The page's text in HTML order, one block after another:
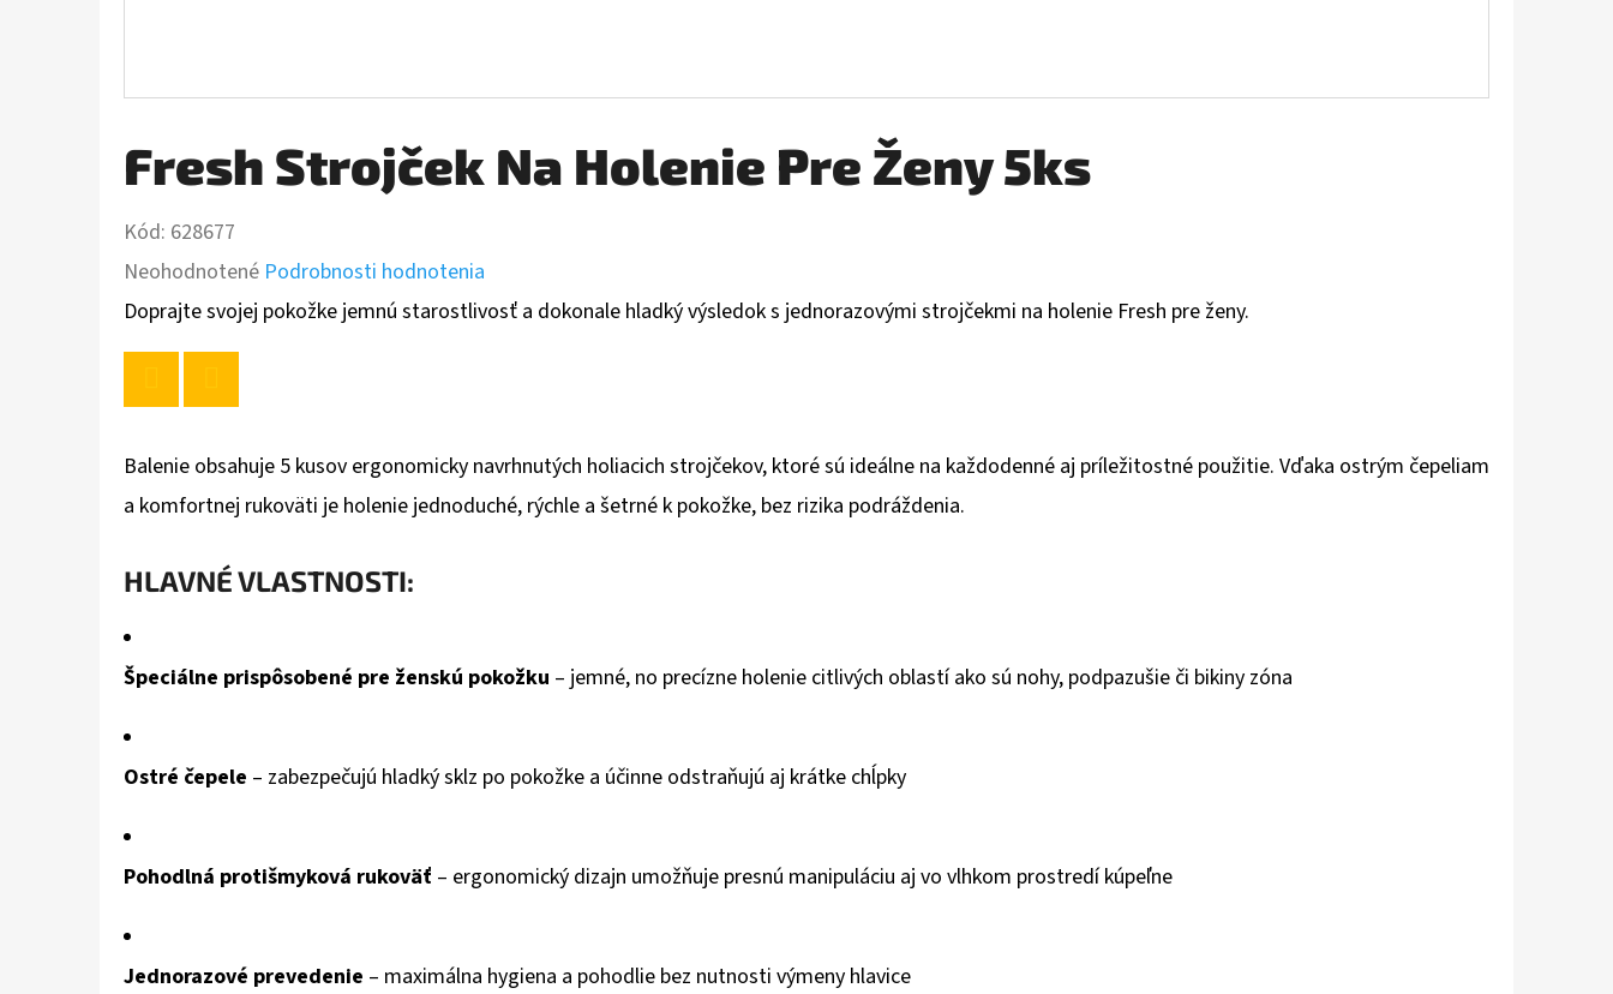
Fresh Strojček Na Holenie Pre Ženy 5ks
Kód: 628677
Priemerné
hodnotenie
produktu
z
5
Neohodnotené Podrobnosti hodnotenia
Doprajte svojej pokožke jemnú starostlivosť a dokonale hladký výsledok s jednorazovými strojčekmi na holenie Fresh pre ženy.
Balenie obsahuje 5 kusov ergonomicky navrhnutých holiacich strojčekov, ktoré sú ideálne na každodenné aj príležitostné použitie. Vďaka ostrým čepeliam
a komfortnej rukoväti je holenie jednoduché, rýchle a šetrné k pokožke, bez rizika podráždenia.
HLAVNÉ VLASTNOSTI:
Špeciálne prispôsobené pre ženskú pokožku – jemné, no precízne holenie citlivých oblastí ako sú nohy, podpazušie či bikiny zóna
Ostré čepele – zabezpečujú hladký sklz po pokožke a účinne odstraňujú aj krátke chĺpky
Pohodlná protišmyková rukoväť – ergonomický dizajn umožňuje presnú manipuláciu aj vo vlhkom prostredí kúpeľne
Jednorazové prevedenie – maximálna hygiena a pohodlie bez nutnosti výmeny hlavice